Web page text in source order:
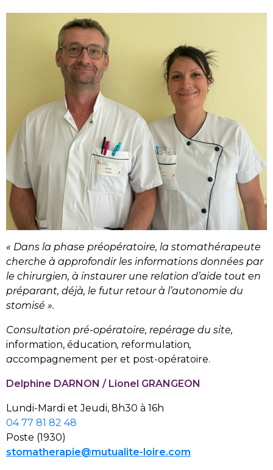
« Dans la phase préopératoire, la stomathérapeute
cherche à approfondir les informations données par
le chirurgien, à instaurer une relation d’aide tout en
préparant, déjà, le futur retour à l’autonomie du
stomisé ».
Consultation pré-opératoire, repérage du site,
information, éducation, reformulation,
accompagnement per et post-opératoire.
Delphine DARNON / Lionel GRANGEON
Lundi-Mardi et Jeudi, 8h30 à 16h
04 77 81 82 48
Poste (1930)
stomatherapie@mutualite-loire.com